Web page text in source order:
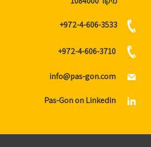
972-4-606-3533+
972-4-606-3710+
info@pas-gon.com